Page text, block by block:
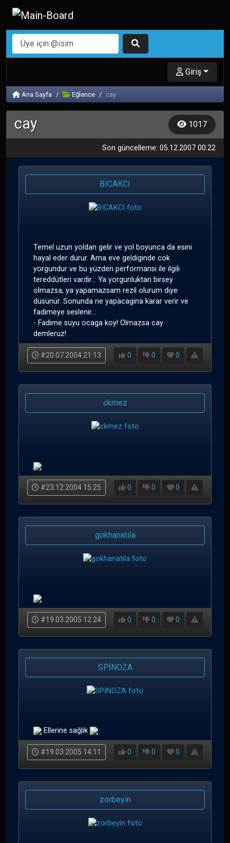
Giriş
Ana Sayfa Eğlence cay
cay 1017
Son güncelleme: 05.12.2007 00:22
BICAKCI
Temel uzun yoldan gelir ve yol boyunca da esini
hayal eder durur. Ama eve geldiginde cok
yorgundur ve bu yüzden performansi ile ilgili
tereddütleri vardir... Ya yorgunluktan birsey
olmazsa, ya yapamazsam rezil olurum diye
düsünür. Sonunda ne yapacagina karar verir ve
fadimeye seslenir...
- Fadime suyu ocaga koy! Olmazsa cay
demleruz!
#20.07.2004 21:13 0 0 0
ckmez
#23.12.2004 15:25 0 0 0
gokhanatila
#19.03.2005 12:24 0 0 0
SPİNOZA
Ellerine sağlık
#19.03.2005 14:11 0 0 0
zorbeyin